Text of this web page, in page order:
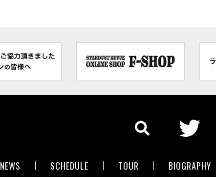
NEWS SCHEDULE TOUR BIOGRAPHY